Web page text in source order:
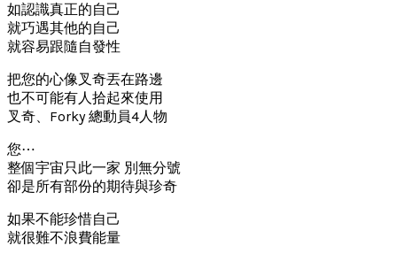
如認識真正的自己
就巧遇其他的自己
就容易跟隨自發性
把您的心像叉奇丟在路邊
也不可能有人拾起來使用
叉奇、Forky 總動員4人物
您⋯
整個宇宙只此一家 別無分號
卻是所有部份的期待與珍奇
如果不能珍惜自己
就很難不浪費能量